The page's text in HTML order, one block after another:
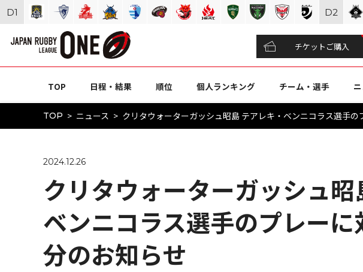
チケットご購入
TOP 日程・結果 順位 個人ランキング チーム・選手
TOP ニュース クリタウォーターガッシュ昭島 テアレキ・ベンニコラス選手
2024.12.26
クリタウォーターガッシュ昭
ベンニコラス選手のプレー
分のお知らせ
D1 D2